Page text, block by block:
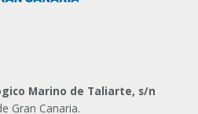
Marino de Taliarte, s/n
Gran Canaria.